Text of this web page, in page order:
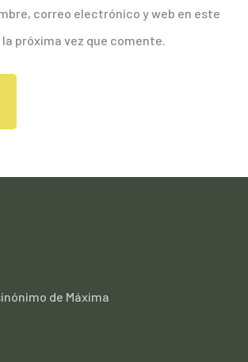
correo electrónico y web en este
próxima vez que comente.
de Máxima